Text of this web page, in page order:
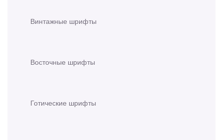
Винтажные шрифты
Восточные шрифты
Готические шрифты